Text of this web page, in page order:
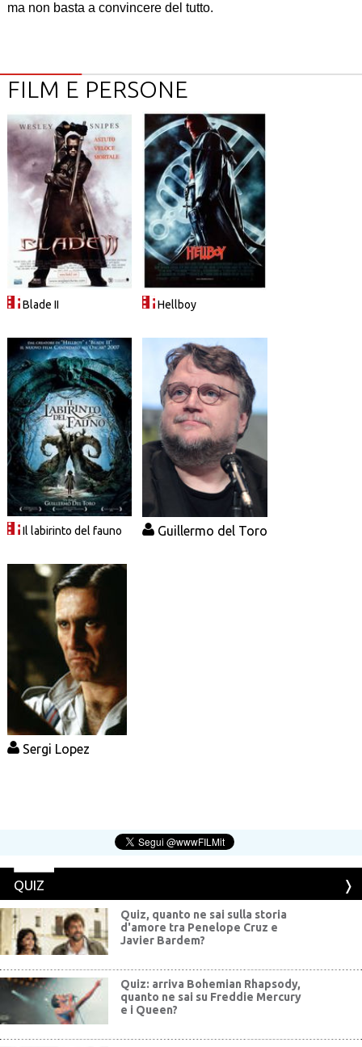
ma non basta a convincere del tutto.
FILM E PERSONE
Blade II Hellboy
Il labirinto del fauno Guillermo del Toro
Sergi Lopez
QUIZ
Quiz, quanto ne sai sulla storia
d'amore tra Penelope Cruz e
Javier Bardem?
Quiz: arriva Bohemian Rhapsody,
quanto ne sai su Freddie Mercury
e i Queen?